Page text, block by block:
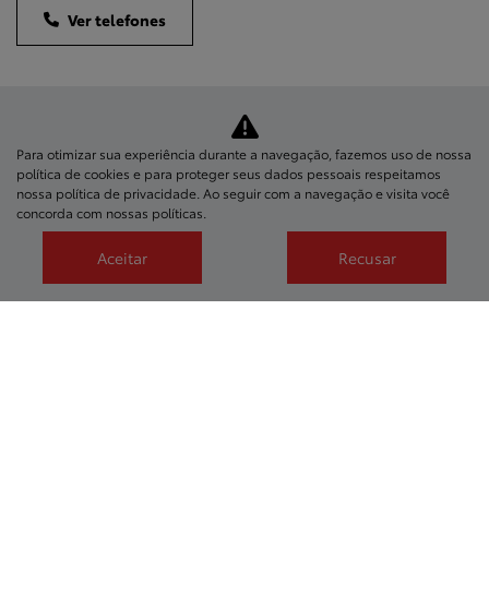
Ver telefones
Para otimizar sua experiência durante a navegação, fazemos uso de nossa
política de cookies e para proteger seus dados pessoais respeitamos
nossa política de privacidade . Ao seguir com a navegação e visita você
concorda com nossas políticas.
Aceitar Recusar